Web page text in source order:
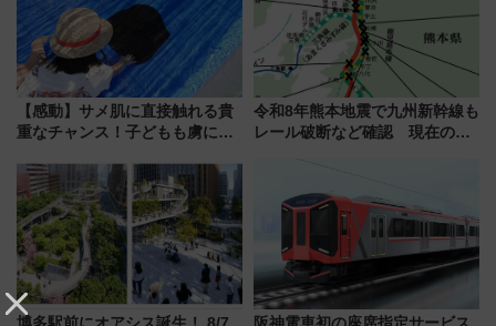
【感動】サメ肌に直接触れる貴
重なチャンス！子どもも虜にな
メのタッチングプール」【夏休
み限定企画】
令和8年熊本地震で九州新幹線も
レール破断など確認 現在の運